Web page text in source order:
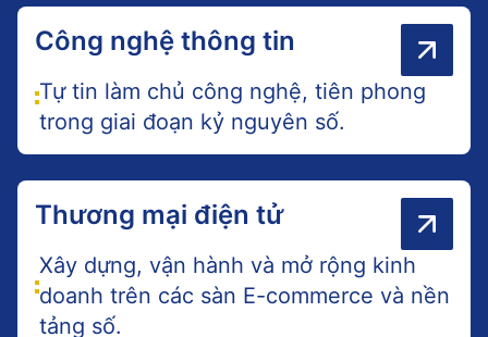
Công nghệ thông tin
Tự tin làm chủ công nghệ, tiên phong
trong giai đoạn kỷ nguyên số.
Thương mại điện tử
Xây dựng, vận hành và mở rộng kinh
doanh trên các sàn E-commerce và nền
tảng số.